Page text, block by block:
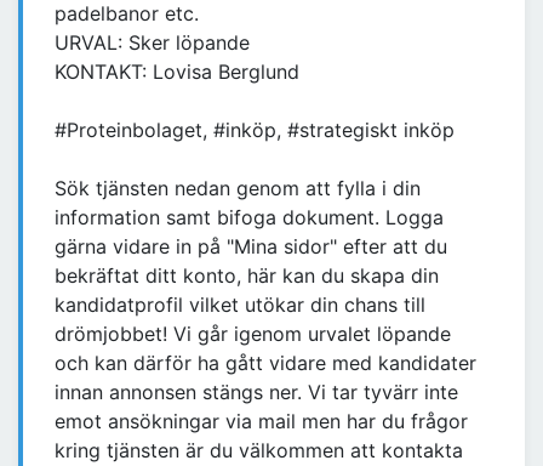
padelbanor etc.
URVAL: Sker löpande
KONTAKT: Lovisa Berglund
#Proteinbolaget, #inköp, #strategiskt inköp
Sök tjänsten nedan genom att fylla i din
information samt bifoga dokument. Logga
gärna vidare in på "Mina sidor" efter att du
bekräftat ditt konto, här kan du skapa din
kandidatprofil vilket utökar din chans till
drömjobbet! Vi går igenom urvalet löpande
och kan därför ha gått vidare med kandidater
innan annonsen stängs ner. Vi tar tyvärr inte
emot ansökningar via mail men har du frågor
kring tjänsten är du välkommen att kontakta